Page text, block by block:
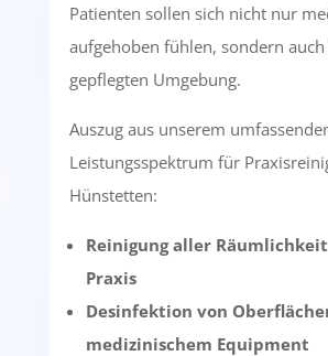
Patienten sollen sich nicht nur
aufgehoben fühlen, sondern
gepflegten Umgebung.
Auszug aus unserem
Leistungsspektrum für
Hünstetten:
Reinigung aller
Praxis
Desinfektion von
medizinischem Equipment